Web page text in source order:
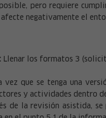
pero requiere
afecte negativamente el
Llenar los formatos 3
vez que se tenga una
y actividades dentro
de la revisión asistida, se